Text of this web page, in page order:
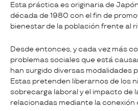
Esta práctica es originaria de
década de 1980 con el fin de
bienestar de la población frente al
Desde entonces, y cada vez más
problemas sociales que está
han surgido diversas modalidades
Estas pretenden liberarnos de los
sobrecarga laboral y el impacto de
relacionadas mediante la conexión